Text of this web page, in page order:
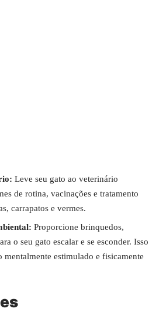
Leve seu gato ao veterinário
de rotina, vacinações e tratamento
carrapatos e vermes.
Proporcione brinquedos,
o seu gato escalar e se esconder. Isso
mentalmente estimulado e fisicamente